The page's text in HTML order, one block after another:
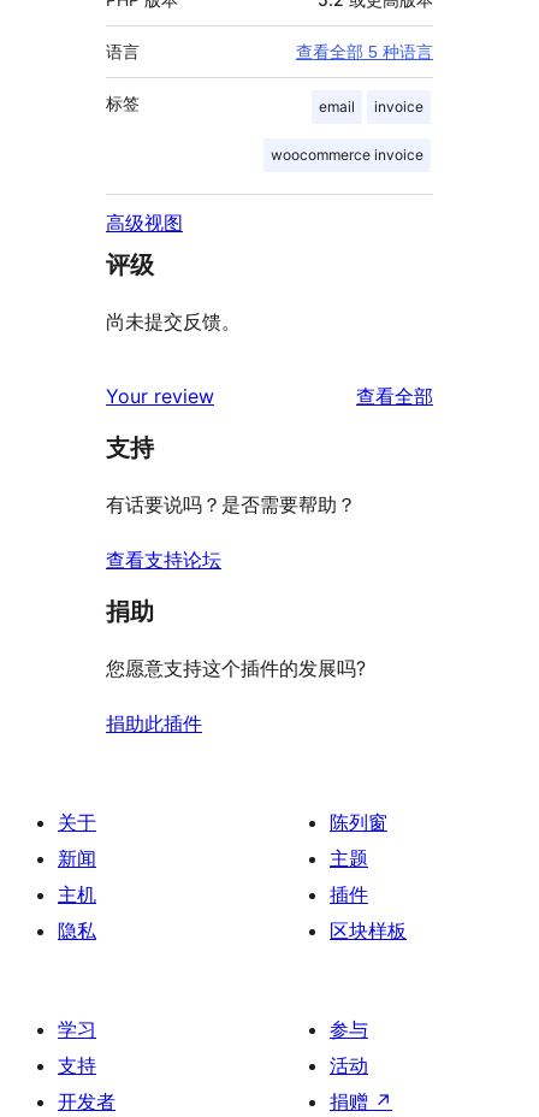
语言 查看全部 5 种语言
标签 email invoice
woocommerce invoice
高级视图
评级
尚未提交反馈。
Your review 查看全部
支持
有话要说吗？是否需要帮助？
查看支持论坛
捐助
您愿意支持这个插件的发展吗?
捐助此插件
关于
新闻
主机
隐私
陈列窗
主题
插件
区块样板
学习
支持
开发者
参与
活动
捐赠 ↗